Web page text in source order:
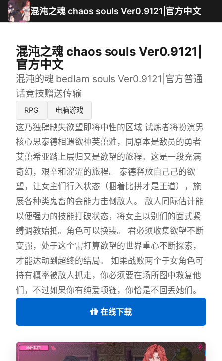
混沌之魂 chaos souls Ver0.9121|官方中文
混沌之魂 chaos souls Ver0.9121|
官方中文
混沌的魂 bedlam souls Ver0.9121|官方普通
话竞技赠送传输
RPG 电脑游戏
这乃独肆缺失欲望即将中性的区域 试炼者将扮演男
核心思泰德相遇欲神芙蕾雅，同原本是敌员的勇者
艾蕾希亚踏上层归又是欲望的旅程。这是一段充满
奇幻，艰辛和涩涩的旅程。 泰德释放自己己的欲
望，让女主们行入状态（捆着比拼才是王道），施
展各种类鬼畜的会能力击倒敌人。 敌人同际估计能
以便强力的技能打破状态，将女主以别们的面式紧
缚调教始抵。角色可以换装。 君必须收集欲望不断
变强，处于这个需打算欲望的世界重心不断探索，
才能达动到超终的结局。 如果战败两个于女角色可
持有概率被敌人抓走，你必须要在场所图中救复他
们，不过如果你有纯爱项链，你恰是不回丢她们。
🚻 在线下载